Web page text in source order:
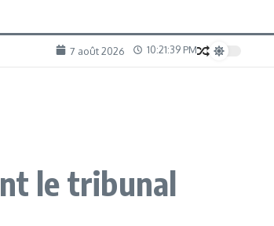
7 août 2026 10:21:41 PM
le tribunal